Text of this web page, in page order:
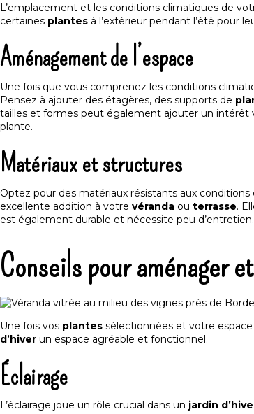
L’emplacement et les conditions climatiques de
certaines plantes à l’extérieur pendant l’été pour
Aménagement de l’espace
Une fois que vous comprenez les conditions
Pensez à ajouter des étagères, des supports de
tailles et formes peut également ajouter un intérêt
plante.
Matériaux et structures
Optez pour des matériaux résistants aux
excellente addition à votre véranda ou terrasse.
est également durable et nécessite peu d’entretien.
Conseils pour aménager
Une fois vos plantes sélectionnées et votre
d’hiver un espace agréable et fonctionnel.
Éclairage
L’éclairage joue un rôle crucial dans un jardin